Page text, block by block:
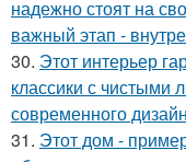
надежно стоят на
важный этап -
30. Этот интерьер
классики с чистыми
современного
31. Этот дом -